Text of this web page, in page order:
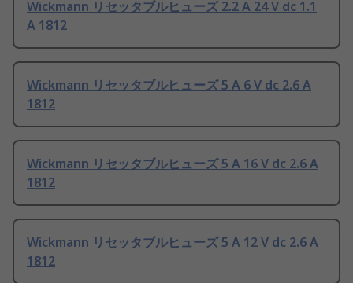
Wickmann リセッタブルヒューズ 2.2 A 24 V dc 1.1
A 1812
Wickmann リセッタブルヒューズ 5 A 6 V dc 2.6 A
1812
Wickmann リセッタブルヒューズ 5 A 16 V dc 2.6 A
1812
Wickmann リセッタブルヒューズ 5 A 12 V dc 2.6 A
1812